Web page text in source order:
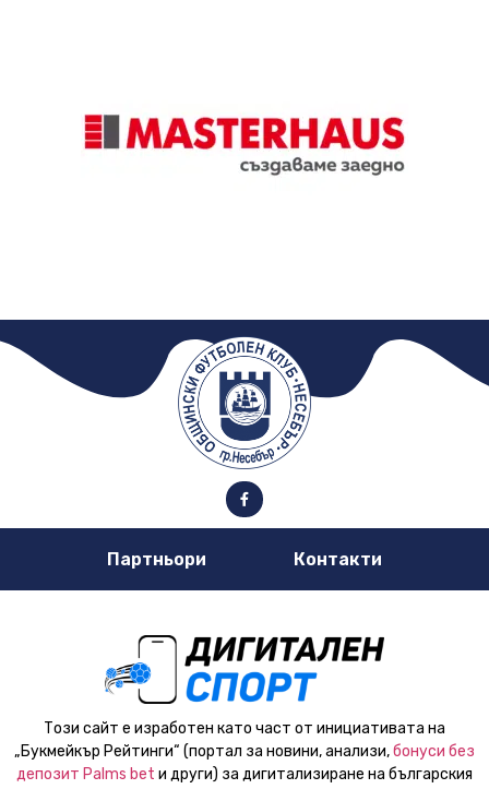
Партньори Контакти
Този сайт е изработен като част от инициативата на
„Букмейкър Рейтинги“ (портал за новини, анализи,бонуси без
депозит Palms bet и други) за дигитализиране на българския